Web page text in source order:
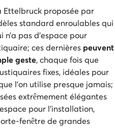
Ettelbruck proposée par
standard enroulables qui
pas d’espace pour
ces dernières peuvent
geste, chaque fois que
fixes, idéales pour
l’on utilise presque jamais;
extrêmement élégantes
pour l’installation,
fenêtre de grandes